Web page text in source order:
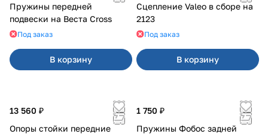
Пружины передней
подвески на Веста Cross
Под заказ
В корзину
Сцепление Valeo в сборе на
2123
Под заказ
В корзину
13 560 ₽
Опоры стойки передние
1 750 ₽
Пружины Фобос задней